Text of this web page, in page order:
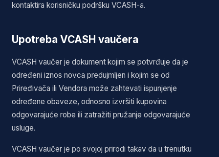
kontaktira korisničku podršku VCASH-a.
Upotreba VCASH vaučera
VCASH vaučer je dokument kojim se potvrđuje da je
određeni iznos novca predujmljen i kojim se od
Priređivača ili Vendora može zahtevati ispunjenje
određene obaveze, odnosno izvršiti kupovina
odgovarajuće robe ili zatražiti pružanje odgovarajuće
usluge.
VCASH vaučer je po svojoj prirodi takav da u trenutku